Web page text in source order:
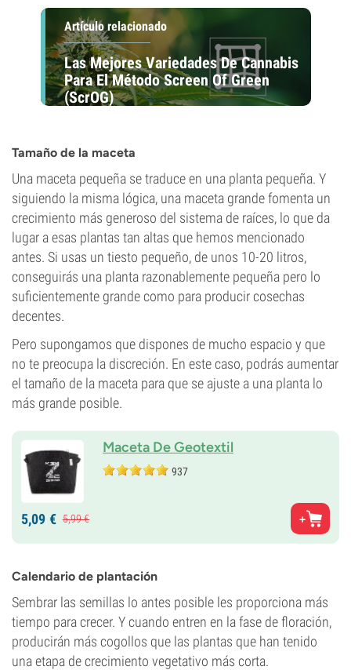
Artículo relacionado
Las Mejores Variedades De Cannabis
Para El Método Screen Of Green
(ScrOG)
Tamaño de la maceta
Una maceta pequeña se traduce en una planta pequeña. Y
siguiendo la misma lógica, una maceta grande fomenta un
crecimiento más generoso del sistema de raíces, lo que da
lugar a esas plantas tan altas que hemos mencionado
antes. Si usas un tiesto pequeño, de unos 10-20 litros,
conseguirás una planta razonablemente pequeña pero lo
suficientemente grande como para producir cosechas
decentes.
Pero supongamos que dispones de mucho espacio y que
no te preocupa la discreción. En este caso, podrás aumentar
el tamaño de la maceta para que se ajuste a una planta lo
más grande posible.
Maceta De Geotextil
937
5,09 € 5,99€
Calendario de plantación
Sembrar las semillas lo antes posible les proporciona más
tiempo para crecer. Y cuando entren en la fase de floración,
producirán más cogollos que las plantas que han tenido
una etapa de crecimiento vegetativo más corta.